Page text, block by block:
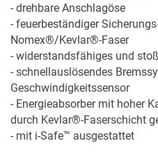
- drehbare Anschlagöse
- feuerbeständiger
Nomex®/Kevlar®-Faser
- widerstandsfähiges und
- schnellauslösendes
Geschwindigkeitssensor
- Energieabsorber mit hoher
durch Kevlar®-Faserschicht
- mit i-Safe™ ausgestattet